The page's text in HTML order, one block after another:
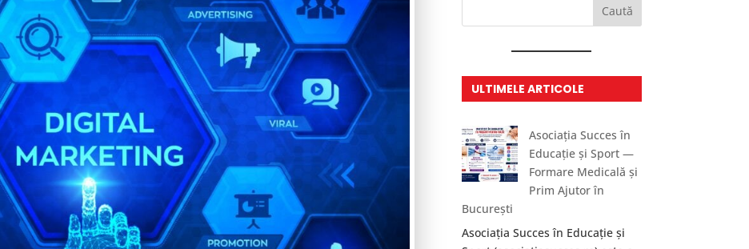
Caută
ULTIMELE ARTICOLE
Asociația Succes în
Educație și Sport —
Formare Medicală și
Prim Ajutor în
București
Asociația Succes în Educație și